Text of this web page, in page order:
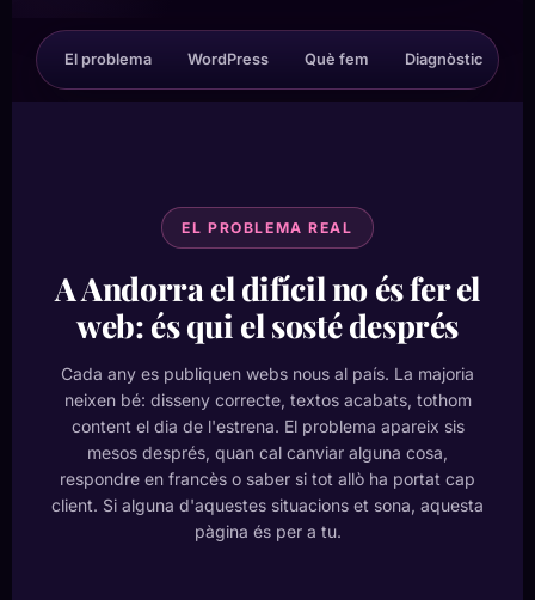
El problema WordPress Què fem Diagnòstic
EL PROBLEMA REAL
A Andorra el difícil no és fer el
web: és qui el sosté després
Cada any es publiquen webs nous al país. La majoria
neixen bé: disseny correcte, textos acabats, tothom
content el dia de l'estrena. El problema apareix sis
mesos després, quan cal canviar alguna cosa,
respondre en francès o saber si tot allò ha portat cap
client. Si alguna d'aquestes situacions et sona, aquesta
pàgina és per a tu.